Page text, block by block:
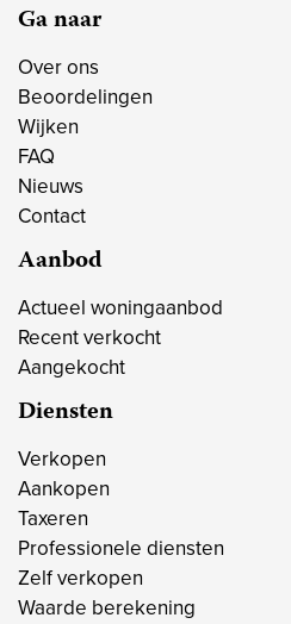
Ga naar
Over ons
Beoordelingen
Wijken
FAQ
Nieuws
Contact
Aanbod
Actueel woningaanbod
Recent verkocht
Aangekocht
Diensten
Verkopen
Aankopen
Taxeren
Professionele diensten
Zelf verkopen
Waarde berekening